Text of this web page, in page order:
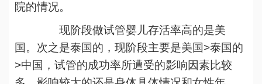
院的情况。
现阶段做试管婴儿存活率高的是美
国。次之是泰国的，现阶段主要是美国>泰国的
>中国，试管的成功率所遭受的影响因素比较